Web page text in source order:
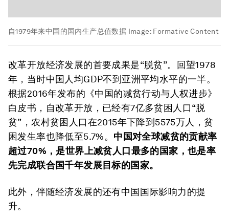
自1979年来中国的国内生产总值数据 Image: Formative Content
改革开放经济发展的首要成果是“脱贫”。回望1978
年，当时中国人均GDP不到亚洲平均水平的一半。
根据2016年发布的《中国的减贫行动与人权进步》
白皮书，自改革开放，已经有7亿多贫困人口“脱
贫”，农村贫困人口在2015年下降到5575万人，贫
困发生率也降低至5.7%。 中国对全球减贫的贡献率
超过70%，是世界上减贫人口最多的国家，也是率
先完成联合国千年发展目标的国家。
此外，伴随经济发展的还有中国国际影响力的提
升。